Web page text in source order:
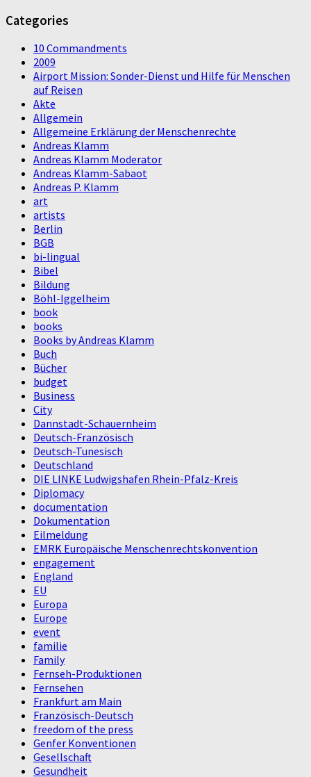
Categories
10 Commandments
2009
Airport Mission: Sonder-Dienst und Hilfe für Menschen
auf Reisen
Akte
Allgemein
Allgemeine Erklärung der Menschenrechte
Andreas Klamm
Andreas Klamm Moderator
Andreas Klamm-Sabaot
Andreas P. Klamm
art
artists
Berlin
BGB
bi-lingual
Bibel
Bildung
Böhl-Iggelheim
book
books
Books by Andreas Klamm
Buch
Bücher
budget
Business
City
Dannstadt-Schauernheim
Deutsch-Französisch
Deutsch-Tunesisch
Deutschland
DIE LINKE Ludwigshafen Rhein-Pfalz-Kreis
Diplomacy
documentation
Dokumentation
Eilmeldung
EMRK Europäische Menschenrechtskonvention
engagement
England
EU
Europa
Europe
event
familie
Family
Fernseh-Produktionen
Fernsehen
Frankfurt am Main
Französisch-Deutsch
freedom of the press
Genfer Konventionen
Gesellschaft
Gesundheit